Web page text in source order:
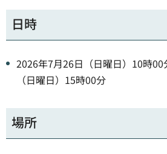
日時
2026年7月26日（日曜日）10時
（日曜日）15時00分
場所